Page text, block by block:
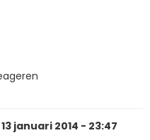
13 januari 2014 - 23:47